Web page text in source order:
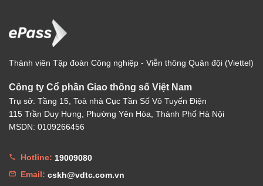
Thành viên Tập đoàn Công nghiệp - Viễn thông Quân đội (Viettel)
Công ty Cổ phần Giao thông số Việt Nam
Trụ sở: Tầng 15, Toà nhà Cục Tần Số Vô Tuyến Điện
115 Trần Duy Hưng, Phường Yên Hòa, Thành Phố Hà Nội
MSDN: 0109266456
Hotline: 19009080
Email: cskh@vdtc.com.vn